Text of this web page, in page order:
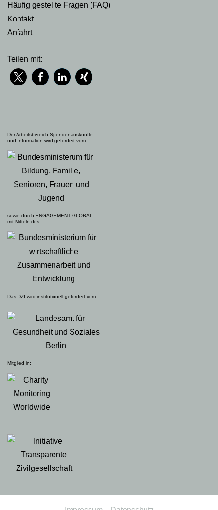
Häufig gestellte Fragen (FAQ)
Kontakt
Anfahrt
Teilen mit:
Der Arbeitsbereich Spendenauskünfte
und Information wird gefördert vom:
sowie durch ENGAGEMENT GLOBAL
mit Mitteln des:
Das DZI wird institutionell gefördert vom:
Mitglied in: